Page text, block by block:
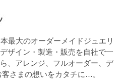
最大のオーダーメイドジュエリ
ザイン・製造・販売を自社で一
、アレンジ、フルオーダー、デ
さまの想いをカタチに…。